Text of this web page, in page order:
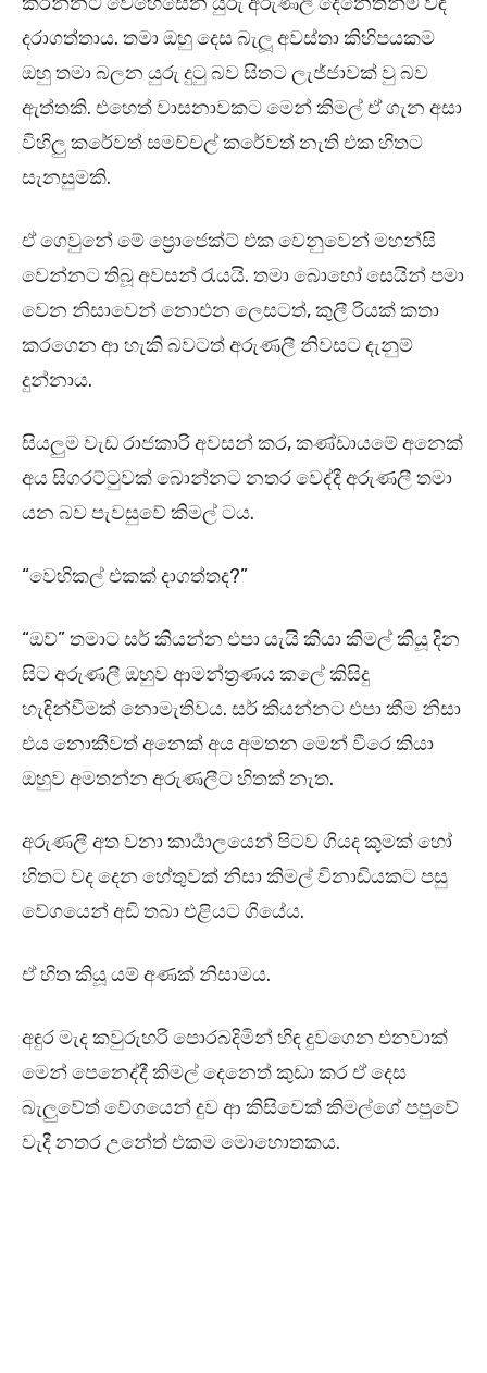
දරාගත්තාය. තමා ඔහු දෙස බැලූ අවස්තා කිහිපයකම
ඔහු තමා බලන යුරු දුටු බව සිතට ලැජ්ජාවක් වු බව
ඇත්තකි. එහෙත් වාසනාවකට මෙන් කිමල් ඒ ගැන අසා
විහිලු කරේවත් සමච්චල් කරේවත් නැති එක හිතට
සැනසුමකි.
ඒ ගෙවුනේ මේ ප්‍රොජෙක්ට් එක වෙනුවෙන් මහන්සි
වෙන්නට තිබූ අවසන් රැයයි. තමා බොහෝ සෙයින් පමා
වෙන නිසාවෙන් නොඑන ලෙසටත්, කුලී රියක් කතා
කරගෙන ආ හැකි බවටත් අරුණලී නිවසට දැනුම්
දුන්නාය.
සියලුම වැඩ රාජකාරි අවසන් කර, කණ්ඩායමේ අනෙක්
අය සිගරට්ටුවක් බොන්නට නතර වෙද්දී අරුණලී තමා
යන බව පැවසුවේ කිමල් ටය.
“වෙහිකල් එකක් දාගත්තද?”
“ඔව්” තමාට සර් කියන්න එපා යැයි කියා කිමල් කියූ දින
සිට අරුණලී ඔහුව ආමන්ත්‍රණය කලේ කිසිදු
හැඳින්වීමක් නොමැතිවය. සර් කියන්නට එපා කීම නිසා
එය නොකීවත් අනෙක් අය අමතන මෙන් වීරෙ කියා
ඔහුව අමතන්න අරුණලීට හිතක් නැත.
අරුණලී අත වනා කාර්‍යාලයෙන් පිටව ගියද කුමක් හෝ
හිතට වද දෙන හේතුවක් නිසා කිමල් විනාඩියකට පසු
වේගයෙන් අඩි තබා එළියට ගියේය.
ඒ හිත කියූ යම් අණක් නිසාමය.
අඳුර මැද කවුරුහරි පොරබදිමින් හිඳ දුවගෙන එනවාක්
මෙන් පෙනෙද්දී කිමල් දෙනෙත් කුඩා කර ඒ දෙස
බැලුවේත් වේගයෙන් දුව ආ කිසිවෙක් කිමල්ගේ පපුවේ
වැදී නතර උනේත් එකම මොහොතකය.